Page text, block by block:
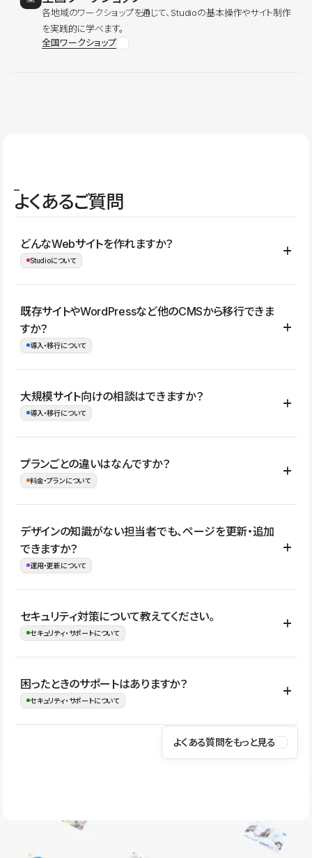
各地域のワークショップを通じて、Studioの基本操作やサイト制作
を実践的に学べます。
全国ワークショップ
よくあるご質問
どんなWebサイトを作れますか？
Studioについて
コーポレートサイト、サービスサイト、LP、採用サイト、ブロ
グ・メディア、イベントサイト、店舗・商品紹介サイト、ポートフ
ォリオなど幅広く制作できます。
既存サイトやWordPressなど他のCMSから移行できま
すか？
導入・移行について
はい。既存サイトの構成やコンテンツ、URLを整理したうえで、
Studio上に再構築する形で移行できます。 WordPressの場合は、
イト全体のデザインや設定がそのまま移行されるわけではないた
め、移行後にページ構成やデザイン、CMS設計、URL・リダイレク
大規模サイト向けの相談はできますか？
導入・移行について
はい。アクセス規模が大きいサイトや、複数部門での運用、権限管
理、セキュリティ確認、既存システムとの連携など、個別の要件が
ない段階でも、お問い合わせください。
お問合せはこちら
プランごとの違いはなんですか？
料金・プランについて
公開ページ数、バージョン履歴の期間、CMS利用数の上限、権限
管理の有無などがプランごとに異なります。詳しくは料金プランペ
ージをご覧ください。
デザインの知識がない担当者でも、ページを更新・追加
できますか？
運用・更新について
はい。CMSやコンポーネントを活用して更新範囲を設計しておく
ことで、デザインを崩しにくい状態で運用できます。 さらにコン
ながらレイアウトに影響を与えずに更新作業を進めやすくなりま
す。
セキュリティ対策について教えてください。
セキュリティ・サポートについて
Studioでは、公開サイトやサービスを安全に利用できるよう、通信
の暗号化、データ保護、アクセス管理、脆弱性対策など、複数の観
はSSL/TLSによる通信暗号化に対応しており、悪質なスクリプトの
困ったときのサポートはありますか？
セキュリティ・サポートについて
操作方法や機能については、ヘルプセンターでご確認いただけま
ユーザー同士で質問・相談できるコミュニティもご利用ください。
よくある質問をもっと見る